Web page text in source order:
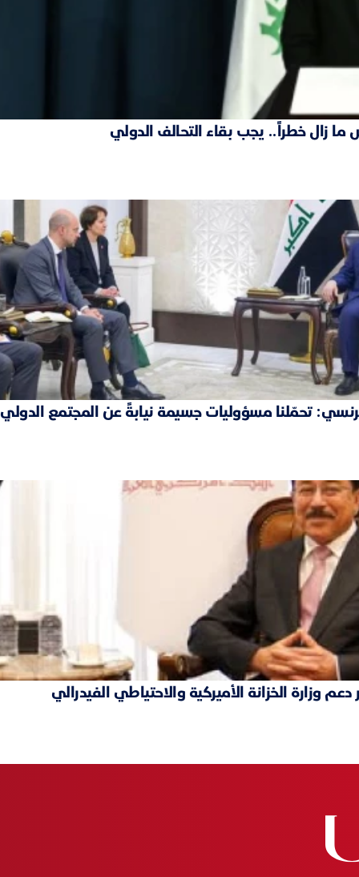
ما زال خطراً.. يجب بقاء التحالف الدولي
تحمّلنا مسؤوليات جسيمة نيابةً عن المجتمع الدولي
وزارة الخزانة الأميركية والاحتياطي الفيدرالي